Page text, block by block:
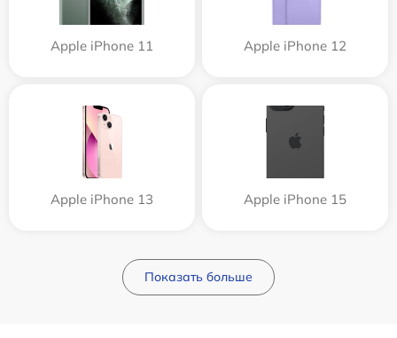
Apple iPhone 11 Apple iPhone 12
Apple iPhone 13 Apple iPhone 15
Показать больше